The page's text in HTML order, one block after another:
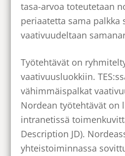
tasa-arvoa toteutetaan
periaatetta sama palkka
vaativuudeltaan
Työtehtävät on
vaativuusluokkiin.
vähimmäispalkat
Nordean työtehtävät on
intranetissä
Description JD).
yhteistoiminnassa